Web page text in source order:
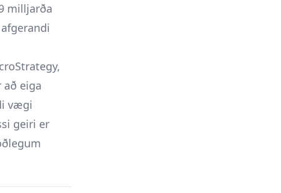
milljarða
eiga
vægi
geiri er